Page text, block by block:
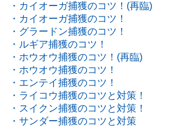
・カイオーガ捕獲のコツ！(再臨)
・カイオーガ捕獲のコツ！
・グラードン捕獲のコツ！
・ルギア捕獲のコツ！
・ホウオウ捕獲のコツ！(再臨)
・ホウオウ捕獲のコツ！
・エンテイ捕獲のコツ！
・ライコウ捕獲のコツと対策！
・スイクン捕獲のコツと対策！
・サンダー捕獲のコツと対策